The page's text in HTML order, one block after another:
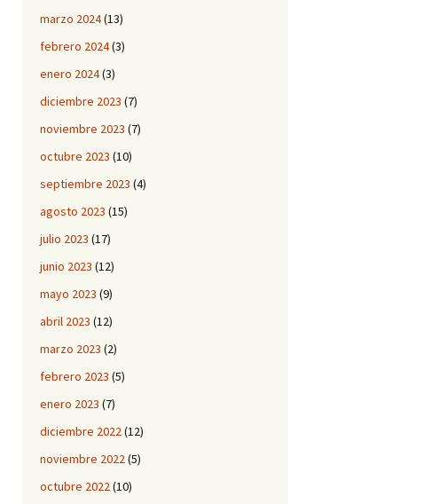
marzo 2024(13)
febrero 2024(3)
enero 2024(3)
diciembre 2023 (7)
noviembre 2023 (7)
octubre 2023 (10)
septiembre 2023 (4)
agosto 2023 (15)
julio 2023 (17)
junio 2023 (12)
mayo 2023 (9)
abril 2023 (12)
marzo 2023 (2)
febrero 2023 (5)
enero 2023 (7)
diciembre 2022(12)
noviembre 2022(5)
octubre 2022(10)